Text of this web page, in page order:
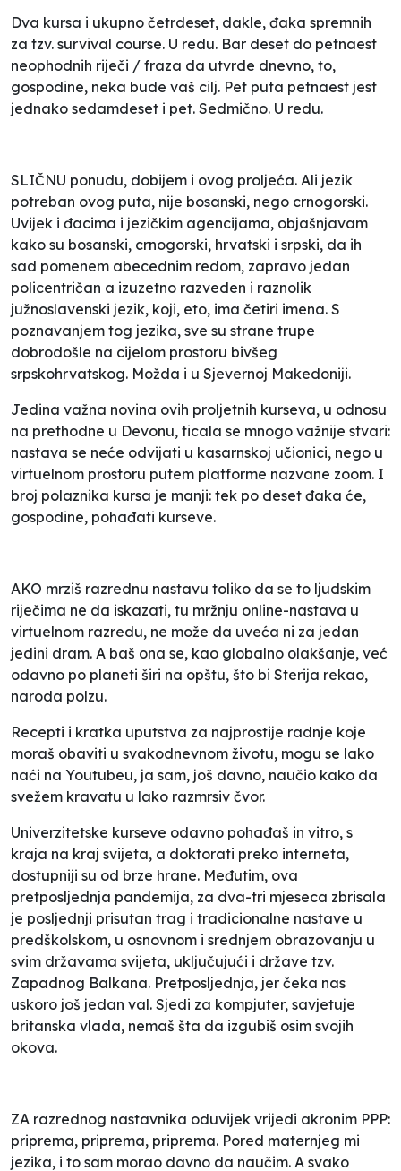
Dva kursa i ukupno četrdeset, dakle, đaka spremnih
za tzv. survival course. U redu. Bar deset do petnaest
neophodnih riječi / fraza da utvrde dnevno, to,
gospodine, neka bude vaš cilj. Pet puta petnaest jest
jednako sedamdeset i pet. Sedmično. U redu.
SLIČNU ponudu, dobijem i ovog proljeća. Ali jezik
potreban ovog puta, nije bosanski, nego crnogorski.
Uvijek i đacima i jezičkim agencijama, objašnjavam
kako su bosanski, crnogorski, hrvatski i srpski, da ih
sad pomenem abecednim redom, zapravo jedan
policentričan a izuzetno razveden i raznolik
južnoslavenski jezik, koji, eto, ima četiri imena. S
poznavanjem tog jezika, sve su strane trupe
dobrodošle na cijelom prostoru bivšeg
srpskohrvatskog. Možda i u Sjevernoj Makedoniji.
Jedina važna novina ovih proljetnih kurseva, u odnosu
na prethodne u Devonu, ticala se mnogo važnije stvari:
nastava se neće odvijati u kasarnskoj učionici, nego u
virtuelnom prostoru putem platforme nazvane zoom. I
broj polaznika kursa je manji: tek po deset đaka će,
gospodine, pohađati kurseve.
AKO mrziš razrednu nastavu toliko da se to ljudskim
riječima ne da iskazati, tu mržnju online-nastava u
virtuelnom razredu, ne može da uveća ni za jedan
jedini dram. A baš ona se, kao globalno olakšanje, već
odavno po planeti širi na opštu, što bi Sterija rekao,
naroda polzu.
Recepti i kratka uputstva za najprostije radnje koje
moraš obaviti u svakodnevnom životu, mogu se lako
naći na Youtubeu, ja sam, još davno, naučio kako da
svežem kravatu u lako razmrsiv čvor.
Univerzitetske kurseve odavno pohađaš in vitro, s
kraja na kraj svijeta, a doktorati preko interneta,
dostupniji su od brze hrane. Međutim, ova
pretposljednja pandemija, za dva-tri mjeseca zbrisala
je posljednji prisutan trag i tradicionalne nastave u
predškolskom, u osnovnom i srednjem obrazovanju u
svim državama svijeta, uključujući i države tzv.
Zapadnog Balkana. Pretposljednja, jer čeka nas
uskoro još jedan val. Sjedi za kompjuter, savjetuje
britanska vlada, nemaš šta da izgubiš osim svojih
okova.
ZA razrednog nastavnika oduvijek vrijedi akronim PPP:
priprema, priprema, priprema. Pored maternjeg mi
jezika, i to sam morao davno da naučim. A svako